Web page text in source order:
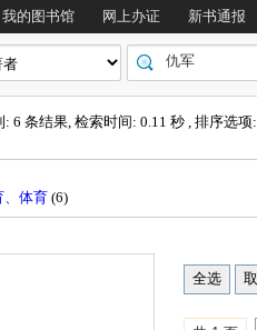
我的图书馆 网上办证 新书通报
: 6 条结果, 检索时间: 0.11 秒 , 排序选项:
、体育(6)